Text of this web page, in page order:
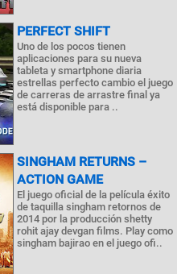
PERFECT SHIFT
Uno de los pocos tienen
aplicaciones para su nueva
tableta y smartphone diaria
estrellas perfecto cambio el juego
de carreras de arrastre final ya
está disponible para ..
SINGHAM RETURNS –
ACTION GAME
El juego oficial de la película éxito
de taquilla singham retornos de
2014 por la producción shetty
rohit ajay devgan films. Play como
singham bajirao en el juego ofi..